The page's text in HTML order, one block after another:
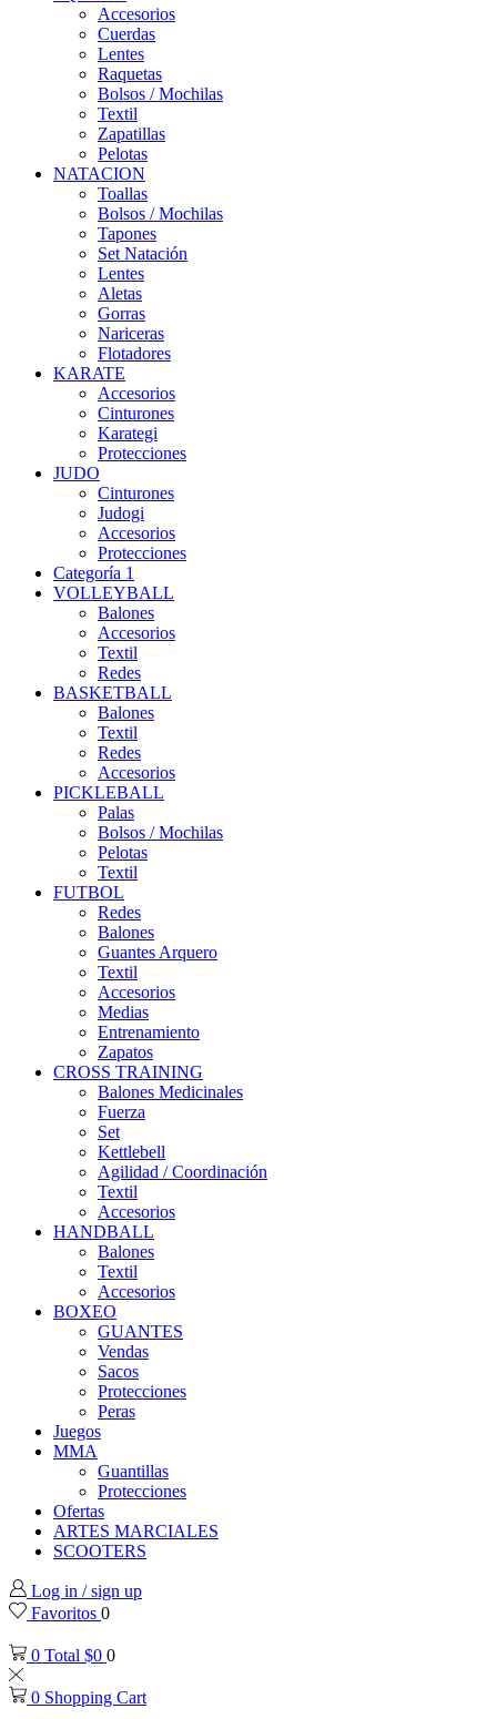
Accesorios
Cuerdas
Lentes
Raquetas
Bolsos / Mochilas
Textil
Zapatillas
Pelotas
NATACION
Toallas
Bolsos / Mochilas
Tapones
Set Natación
Lentes
Aletas
Gorras
Nariceras
Flotadores
KARATE
Accesorios
Cinturones
Karategi
Protecciones
JUDO
Cinturones
Judogi
Accesorios
Protecciones
Categoría 1
VOLLEYBALL
Balones
Accesorios
Textil
Redes
BASKETBALL
Balones
Textil
Redes
Accesorios
PICKLEBALL
Palas
Bolsos / Mochilas
Pelotas
Textil
FUTBOL
Redes
Balones
Guantes Arquero
Textil
Accesorios
Medias
Entrenamiento
Zapatos
CROSS TRAINING
Balones Medicinales
Fuerza
Set
Kettlebell
Agilidad / Coordinación
Textil
Accesorios
HANDBALL
Balones
Textil
Accesorios
BOXEO
GUANTES
Vendas
Sacos
Protecciones
Peras
Juegos
MMA
Guantillas
Protecciones
Ofertas
ARTES MARCIALES
SCOOTERS
Log in / sign up
Favoritos 0
0 Total $0 0
0 Shopping Cart